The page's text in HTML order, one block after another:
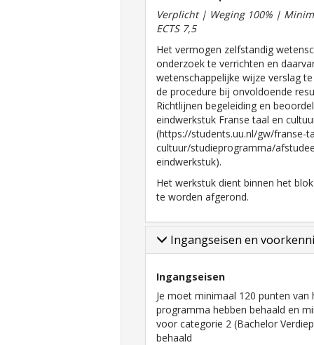
Verplicht | Weging 100% |
ECTS 7,5
Het vermogen zelfstandig
onderzoek te verrichten en
wetenschappelijke wijze verslag
de procedure bij onvoldoende
Richtlijnen begeleiding en
eindwerkstuk Franse taal en
(https://students.uu.nl/gw/franse-
cultuur/studieprogramma/
eindwerkstuk).
Het werkstuk dient binnen het
te worden afgerond.
Ingangseisen en
Ingangseisen
Je moet minimaal 120 punten van
programma hebben behaald en
voor categorie 2 (Bachelor
behaald